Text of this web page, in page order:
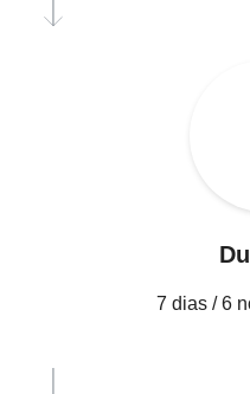
7 dias / 6